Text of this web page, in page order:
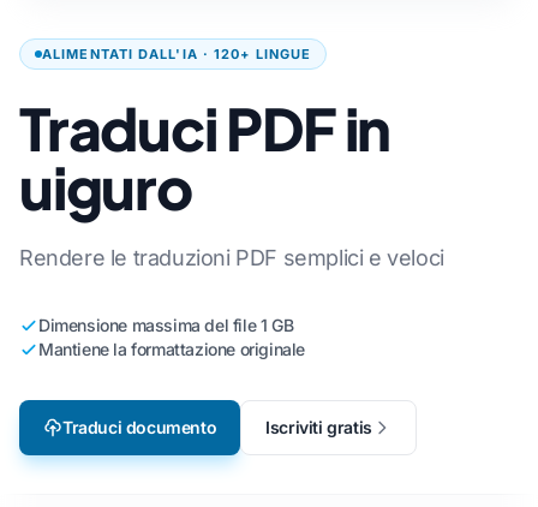
ALIMENTATI DALL'IA · 120+ LINGUE
Traduci PDF in
uiguro
Rendere le traduzioni PDF semplici e veloci
Dimensione massima del file 1 GB
Mantiene la formattazione originale
Traduci documento Iscriviti gratis